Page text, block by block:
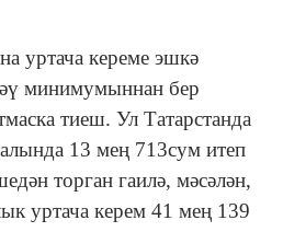
уртача кереме эшкә
минимумыннан бер
тиеш. Ул Татарстанда
13 мең 713сум итеп
торган гаилә, мәсәлән,
уртача керем 41 мең 139